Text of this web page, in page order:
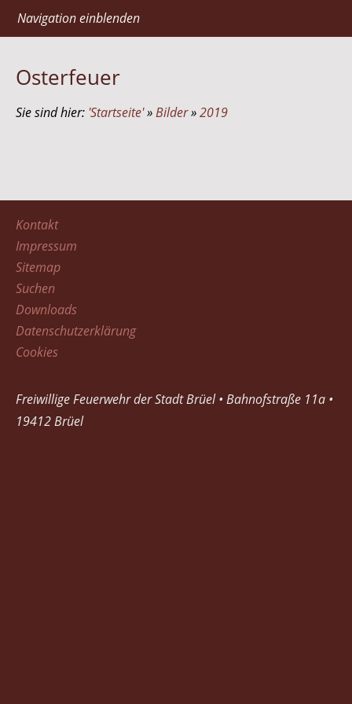
Navigation einblenden
Osterfeuer
Sie sind hier: 'Startseite'»Bilder»2019
Kontakt
Impressum
Sitemap
Suchen
Downloads
Datenschutzerklärung
Cookies
Freiwillige Feuerwehr der Stadt Brüel • Bahnofstraße 11a •
19412 Brüel